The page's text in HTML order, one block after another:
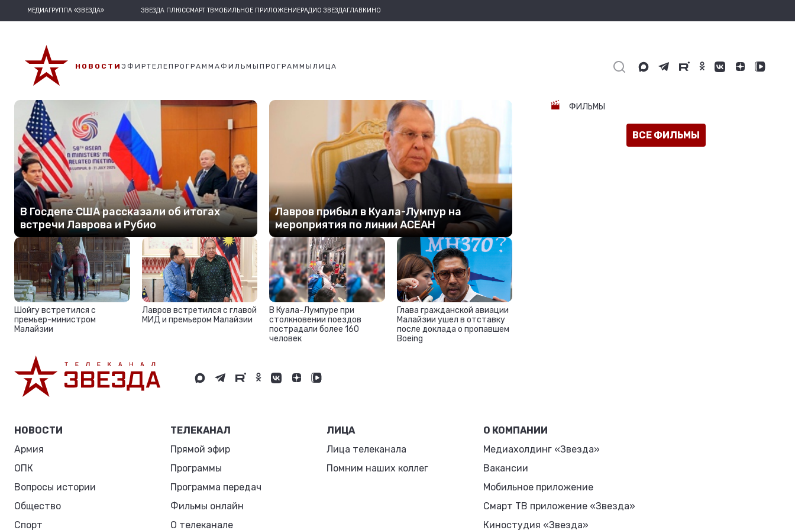
МЕДИАГРУППА «ЗВЕЗДА» ЗВЕЗДА ПЛЮССМАРТ ТВМОБИЛЬНОЕ ПРИЛОЖЕНИЕРАДИО ЗВЕЗДАГЛАВКИНО
НОВОСТИ ЭФИРТЕЛЕПРОГРАММАФИЛЬМЫ ПРОГРАММЫ ЛИЦА
В Госдепе США рассказали об итогах
встречи Лаврова и Рубио
Лавров прибыл в Куала-Лумпур на
мероприятия по линии АСЕАН
Шойгу встретился с
премьер-министром
Малайзии
Лавров встретился с главой
МИД и премьером Малайзии
В Куала-Лумпуре при
столкновении поездов
пострадали более 160
человек
Глава гражданской авиации
Малайзии ушел в отставку
после доклада о пропавшем
Boeing
ФИЛЬМЫ
ВСЕ ФИЛЬМЫ
НОВОСТИ
Армия
ОПК
Вопросы истории
Общество
Спорт
ТЕЛЕКАНАЛ
Прямой эфир
Программы
Программа передач
Фильмы онлайн
О телеканале
ЛИЦА
Лица телеканала
Помним наших коллег
О КОМПАНИИ
Медиахолдинг «Звезда»
Вакансии
Мобильное приложение
Смарт ТВ приложение «Звезда»
Киностудия «Звезда»